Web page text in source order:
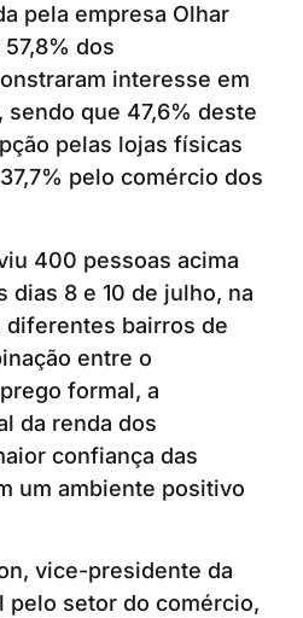
pela empresa Olhar
dos
interesse em
que 47,6% deste
pelas lojas físicas
pelo comércio dos
400 pessoas acima
dias 8 e 10 de julho, na
diferentes bairros de
entre o
formal, a
da renda dos
confiança das
um ambiente positivo
vice-presidente da
pelo setor do comércio,